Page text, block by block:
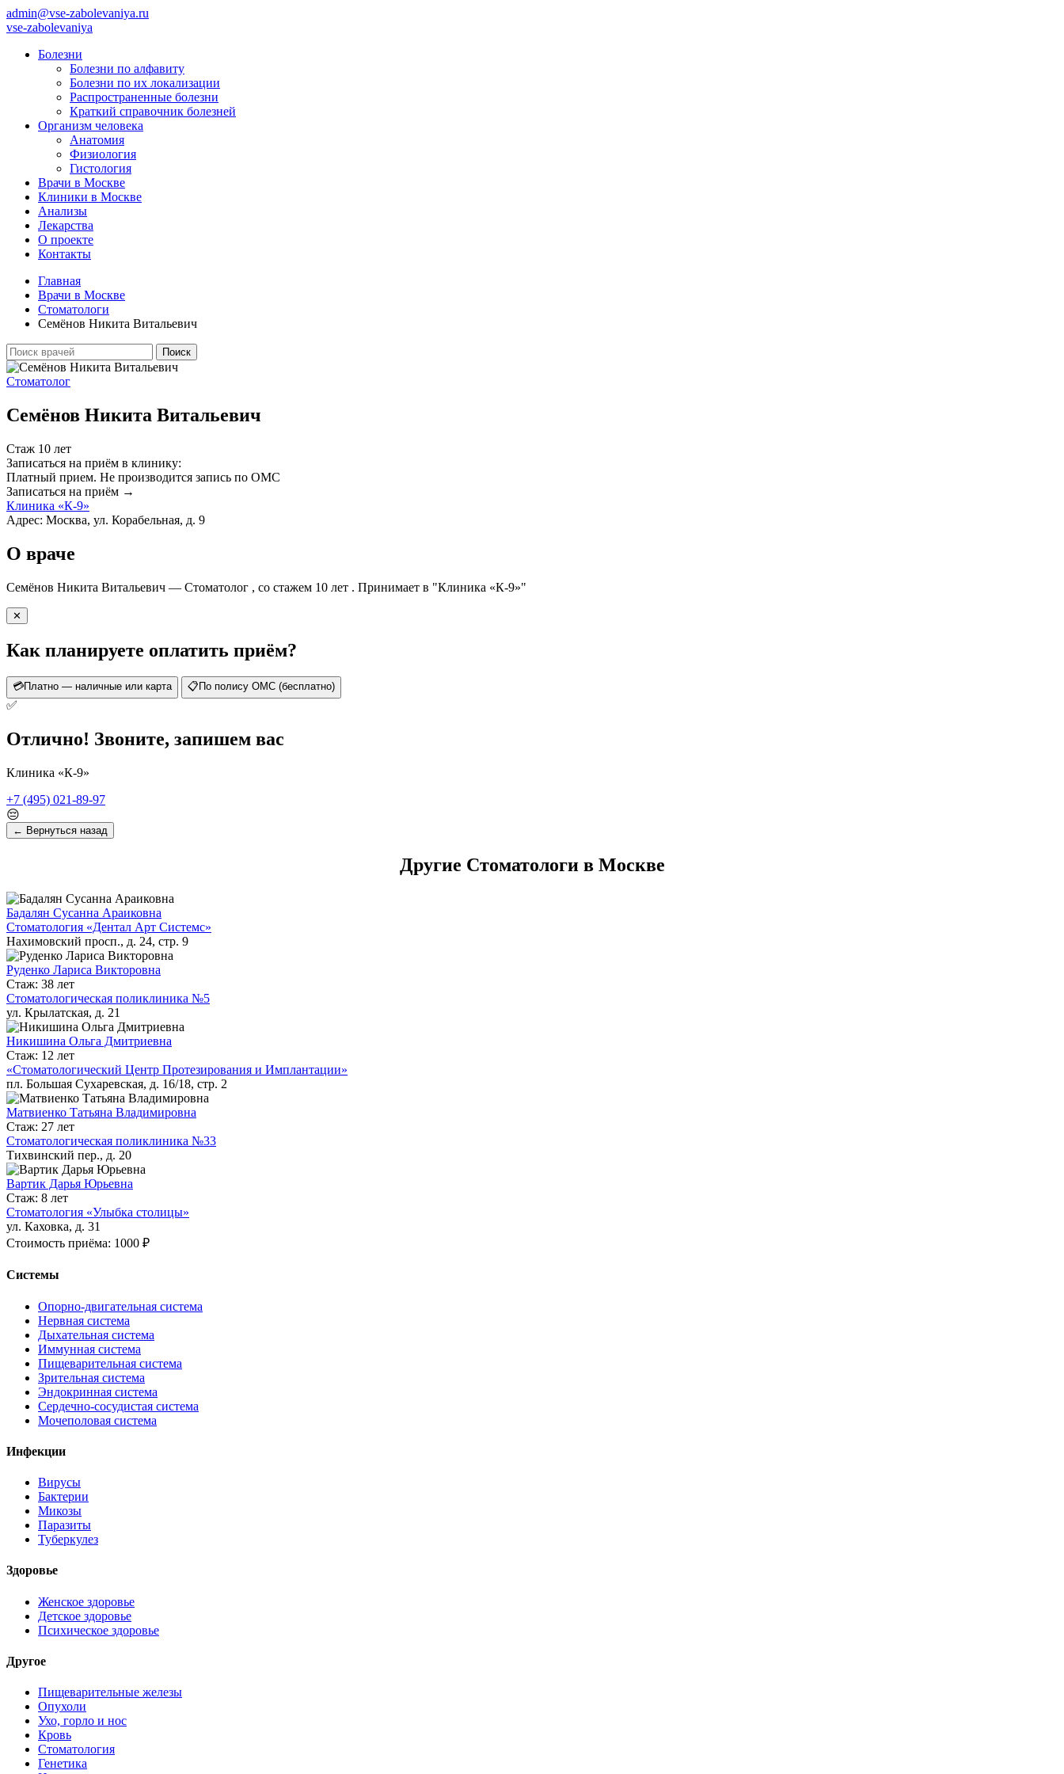
admin@vse-zabolevaniya.ru
vse-zabolevaniya
Болезни
Болезни по алфавиту
Болезни по их локализации
Распространенные болезни
Краткий справочник болезней
Организм человека
Анатомия
Физиология
Гистология
Врачи в Москве
Клиники в Москве
Анализы
Лекарства
О проекте
Контакты
Главная
Врачи в Москве
Стоматологи
Семёнов Никита Витальевич
Стоматолог
Семёнов Никита Витальевич
Стаж 10 лет
Записаться на приём в клинику:
Платный прием. Не производится запись по ОМС
Записаться на приём →
Клиника «К-9»
Адрес: Москва, ул. Корабельная, д. 9
О враче
Семёнов Никита Витальевич — Стоматолог , со стажем 10 лет . Принимает в "Клиника «К-9»"
✕
Как планируете оплатить приём?
💳Платно — наличные или карта 📋 По полису ОМС (бесплатно)
✅
Отлично! Звоните, запишем вас
Клиника «К-9»
+7 (495) 021-89-97
😔
← Вернуться назад
Другие Стоматологи в Москве
Бадалян Сусанна Араиковна
Стоматология «Дентал Арт Системс»
Нахимовский просп., д. 24, стр. 9
Руденко Лариса Викторовна
Стаж: 38 лет
Стоматологическая поликлиника №5
ул. Крылатская, д. 21
Никишина Ольга Дмитриевна
Стаж: 12 лет
«Стоматологический Центр Протезирования и Имплантации»
пл. Большая Сухаревская, д. 16/18, стр. 2
Матвиенко Татьяна Владимировна
Стаж: 27 лет
Стоматологическая поликлиника №33
Тихвинский пер., д. 20
Вартик Дарья Юрьевна
Стаж: 8 лет
Стоматология «Улыбка столицы»
ул. Каховка, д. 31
Стоимость приёма: 1000 ₽
Системы
Опорно-двигательная система
Нервная система
Дыхательная система
Иммунная система
Пищеварительная система
Зрительная система
Эндокринная система
Сердечно-сосудистая система
Мочеполовая система
Инфекции
Вирусы
Бактерии
Микозы
Паразиты
Туберкулез
Здоровье
Женское здоровье
Детское здоровье
Психическое здоровье
Другое
Пищеварительные железы
Опухоли
Ухо, горло и нос
Кровь
Стоматология
Генетика